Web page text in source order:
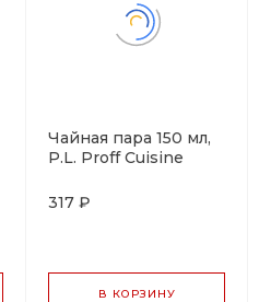
Чайная пара 150 мл,
P.L. Proff Cuisine
317 ₽
В КОРЗИНУ